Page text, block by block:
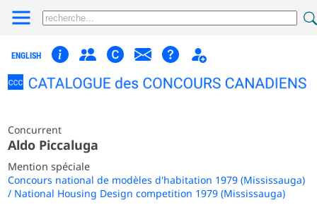
ENGLISH
Concurrent
Aldo Piccaluga
Mention spéciale
Concours national de modèles d'habitation 1979 (Mississauga)
/ National Housing Design competition 1979 (Mississauga)